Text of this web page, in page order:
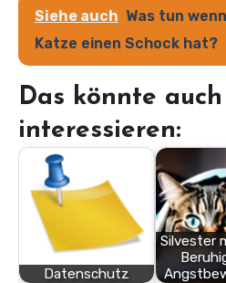
Siehe auch Was tun
Katze einen Schock hat?
Das könnte auch
interessieren:
Datenschutz
Silvester